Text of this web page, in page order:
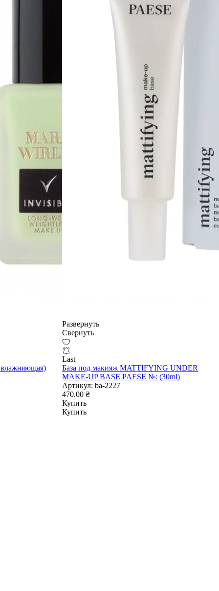
Развернуть
Свернуть
Last
База под макияж MATTIFYING UNDER
MAKE-UP BASE PAESE №: (30ml)
Артикул: ba-2227
470.00 ₴
Купить
Купить